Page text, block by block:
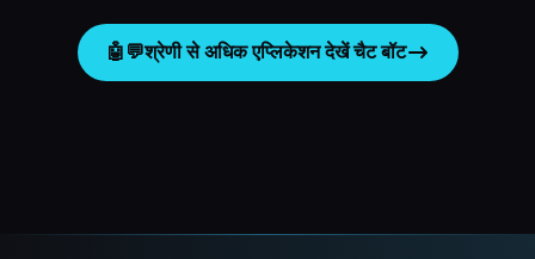
🤖💬श्रेणी से अधिक एप्लिकेशन देखेंचैट बॉट